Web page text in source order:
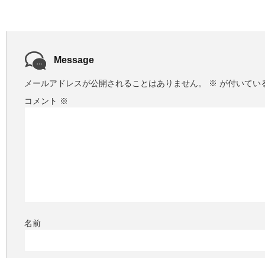
Message
メールアドレスが公開されることはありません。 ※ が付いてい
コメント ※
名前